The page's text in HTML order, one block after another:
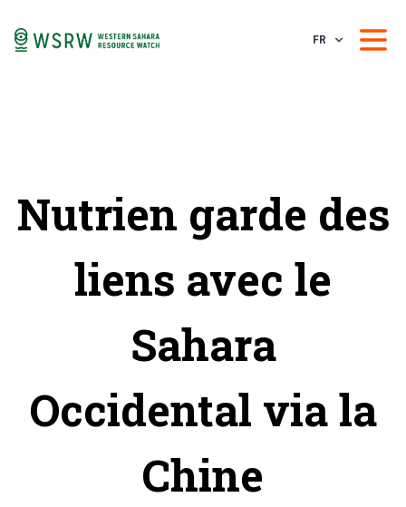
FR
Nutrien garde des
liens avec le
Sahara
Occidental via la
Chine